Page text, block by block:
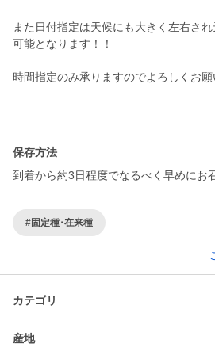
また日付指定は天候にも大きく左右さ
可能となります！！
時間指定のみ承りますのでよろしくお願
保存方法
到着から約3日程度でなるべく早めにお
#固定種･在来種
カテゴリ
産地